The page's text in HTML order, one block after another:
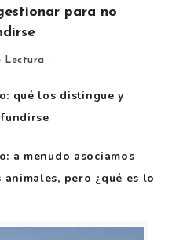
para no
Lectura
qué los distingue y
a menudo asociamos
pero ¿qué es lo